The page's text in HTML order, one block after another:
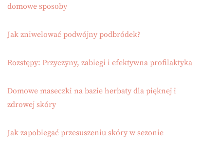
domowe sposoby
Jak zniwelować podwójny podbródek?
Rozstępy: Przyczyny, zabiegi i efektywna profilaktyka
Domowe maseczki na bazie herbaty dla pięknej i
zdrowej skóry
Jak zapobiegać przesuszeniu skóry w sezonie